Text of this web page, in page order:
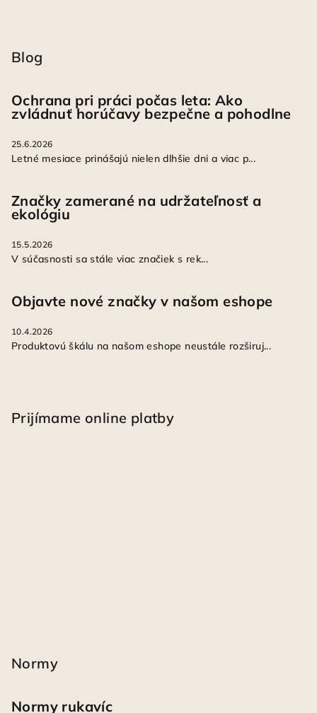
Blog
Ochrana pri práci počas leta: Ako
zvládnuť horúčavy bezpečne a pohodlne
25.6.2026
Letné mesiace prinášajú nielen dlhšie dni a viac p...
Značky zamerané na udržateľnosť a
ekológiu
15.5.2026
V súčasnosti sa stále viac značiek s rek...
Objavte nové značky v našom eshope
10.4.2026
Produktovú škálu na našom eshope neustále rozširuj...
Prijímame online platby
Normy
Normy rukavíc